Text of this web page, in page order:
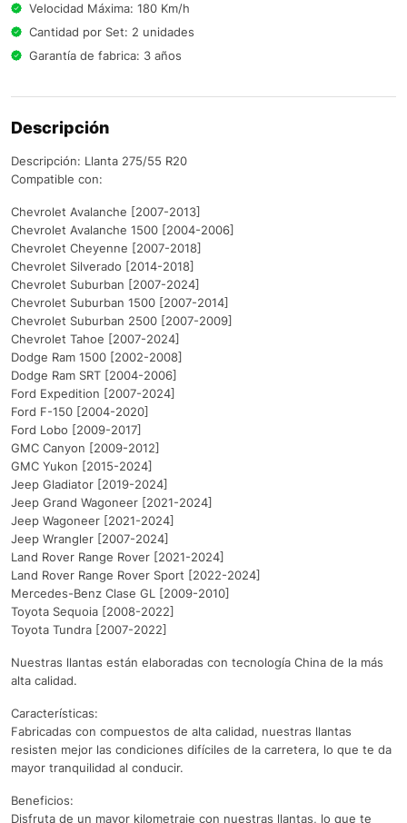
Velocidad Máxima: 180 Km/h
Cantidad por Set: 2 unidades
Garantía de fabrica: 3 años
Descripción
Descripción: Llanta 275/55 R20
Compatible con:
Chevrolet Avalanche [2007-2013]
Chevrolet Avalanche 1500 [2004-2006]
Chevrolet Cheyenne [2007-2018]
Chevrolet Silverado [2014-2018]
Chevrolet Suburban [2007-2024]
Chevrolet Suburban 1500 [2007-2014]
Chevrolet Suburban 2500 [2007-2009]
Chevrolet Tahoe [2007-2024]
Dodge Ram 1500 [2002-2008]
Dodge Ram SRT [2004-2006]
Ford Expedition [2007-2024]
Ford F-150 [2004-2020]
Ford Lobo [2009-2017]
GMC Canyon [2009-2012]
GMC Yukon [2015-2024]
Jeep Gladiator [2019-2024]
Jeep Grand Wagoneer [2021-2024]
Jeep Wagoneer [2021-2024]
Jeep Wrangler [2007-2024]
Land Rover Range Rover [2021-2024]
Land Rover Range Rover Sport [2022-2024]
Mercedes-Benz Clase GL [2009-2010]
Toyota Sequoia [2008-2022]
Toyota Tundra [2007-2022]
Nuestras llantas están elaboradas con tecnología China de la más
alta calidad.
Características:
Fabricadas con compuestos de alta calidad, nuestras llantas
resisten mejor las condiciones difíciles de la carretera, lo que te da
mayor tranquilidad al conducir.
Beneficios:
Disfruta de un mayor kilometraje con nuestras llantas, lo que te